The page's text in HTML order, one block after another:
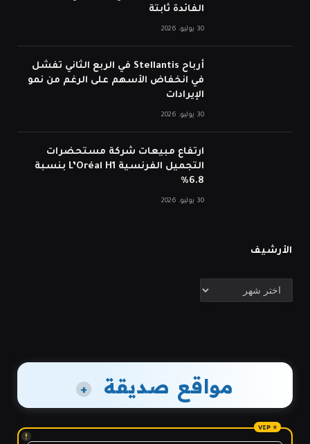
الفائدة ثابتة
30 يوليو، 2026
أرباح Stellantis في الربع الثاني تفشل
في انخفاض الأسهم على الرغم من نمو
الإيرادات
30 يوليو، 2026
ارتفاع مبيعات شركة مستحضرات
التجميل الفرنسية L’Oréal H1 بنسبة
6.8%
30 يوليو، 2026
الأرشيف
الأرشيف
مواقع صديقة +
!